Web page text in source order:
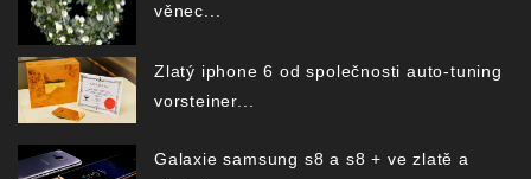
věnec...
Zlatý iphone 6 od společnosti auto-tuning
vorsteiner...
Galaxie samsung s8 a s8 + ve zlatě a